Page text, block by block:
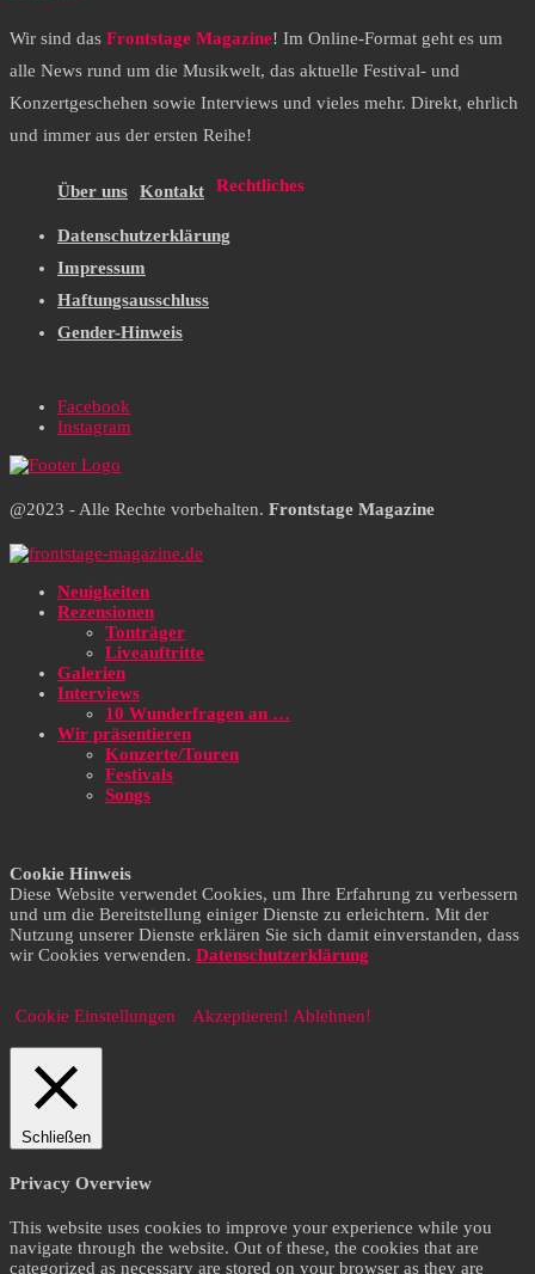
Wir sind das Frontstage Magazine! Im Online-Format geht es um
alle News rund um die Musikwelt, das aktuelle Festival- und
Konzertgeschehen sowie Interviews und vieles mehr. Direkt, ehrlich
und immer aus der ersten Reihe!
Über uns Kontakt Rechtliches
Datenschutzerklärung
Impressum
Haftungsausschluss
Gender-Hinweis
Facebook
Instagram
@2023 - Alle Rechte vorbehalten. Frontstage Magazine
Neuigkeiten
Rezensionen
Tonträger
Liveauftritte
Galerien
Interviews
10 Wunderfragen an …
Wir präsentieren
Konzerte/Touren
Festivals
Songs
Cookie Hinweis
Diese Website verwendet Cookies, um Ihre Erfahrung zu verbessern
und um die Bereitstellung einiger Dienste zu erleichtern. Mit der
Nutzung unserer Dienste erklären Sie sich damit einverstanden, dass
wir Cookies verwenden. Datenschutzerklärung
Cookie Einstellungen Akzeptieren! Ablehnen!
Schließen
Privacy Overview
This website uses cookies to improve your experience while you
navigate through the website. Out of these, the cookies that are
categorized as necessary are stored on your browser as they are